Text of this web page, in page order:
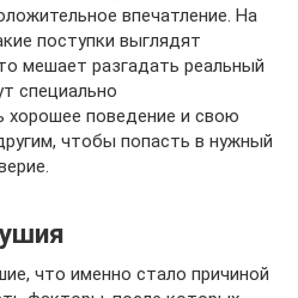
впечатление. На
поступки выглядят
мешает разгадать реальный
специально
хорошее поведение и свою
чтобы попасть в нужный
что именно стало причиной